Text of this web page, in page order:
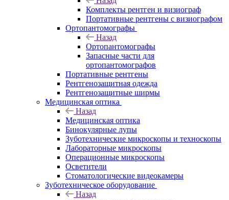
Комплекты рентген и визиограф
Портативные рентгены с визиографом
Ортопантомографы
Назад
Ортопантомографы
Запасные части для
ортопантомографов
Портативные рентгены
Рентгенозащитная одежда
Рентгенозащитные ширмы
Медицинская оптика
Назад
Медицинская оптика
Бинокулярные лупы
Зуботехнические микроскопы и техноскопы
Лабораторные микроскопы
Операционные микроскопы
Осветители
Стоматологические видеокамеры
Зуботехническое оборудование
Назад